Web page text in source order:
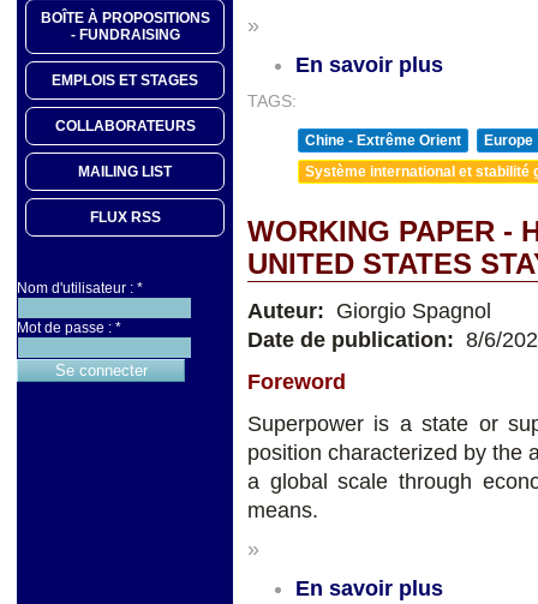
BOÎTE À PROPOSITIONS
- FUNDRAISING
EMPLOIS ET STAGES
COLLABORATEURS
MAILING LIST
FLUX RSS
Nom d'utilisateur : *
Mot de passe : *
»
En savoir plus
TAGS:
Chine - Extrême Orient
Europe
Système international et stabilité
WORKING PAPER -
UNITED STATES
Auteur: Giorgio Spagnol
Date de publication: 8/6/
Foreword
Superpower is a state or
position characterized by the
a global scale through
means.
»
En savoir plus